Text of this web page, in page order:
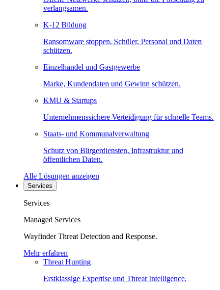
verlangsamen.
K-12 Bildung
Ransomware stoppen. Schüler, Personal und Daten
schützen.
Einzelhandel und Gastgewerbe
Marke, Kundendaten und Gewinn schützen.
KMU & Startups
Unternehmenssichere Verteidigung für schnelle Teams.
Staats- und Kommunalverwaltung
Schutz von Bürgerdiensten, Infrastruktur und
öffentlichen Daten.
Alle Lösungen anzeigen
Services
Services
Managed Services
Wayfinder Threat Detection and Response.
Mehr erfahren
Threat Hunting
Erstklassige Expertise und Threat Intelligence.